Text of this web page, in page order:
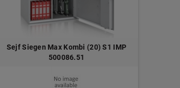
Sejf Siegen Max Kombi (20) S1 IMP
500086.51